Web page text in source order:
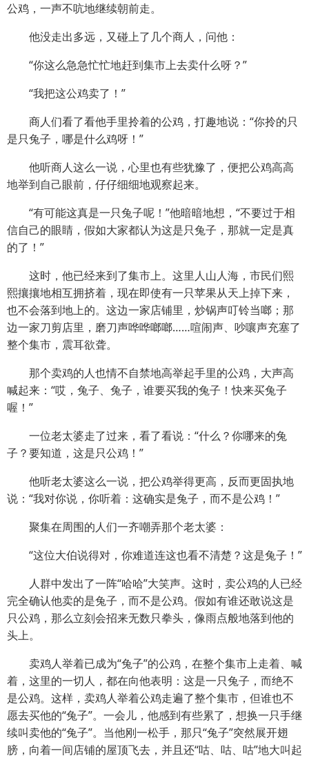
公鸡，一声不吭地继续朝前走。
他没走出多远，又碰上了几个商人，问他：
“你这么急急忙忙地赶到集市上去卖什么呀？”
“我把这公鸡卖了！”
商人们看了看他手里拎着的公鸡，打趣地说：“你拎的只
是只兔子，哪是什么鸡呀！”
他听商人这么一说，心里也有些犹豫了，便把公鸡高高
地举到自己眼前，仔仔细细地观察起来。
“有可能这真是一只兔子呢！”他暗暗地想，“不要过于相
信自己的眼睛，假如大家都认为这是只兔子，那就一定是真
的了！”
这时，他已经来到了集市上。这里人山人海，市民们熙
熙攘攘地相互拥挤着，现在即使有一只苹果从天上掉下来，
也不会落到地上的。这边一家店铺里，炒锅声叮铃当啷；那
边一家刀剪店里，磨刀声哗哗啷啷……喧闹声、吵嚷声充塞了
整个集市，震耳欲聋。
那个卖鸡的人也情不自禁地高举起手里的公鸡，大声高
喊起来：“哎，兔子、兔子，谁要买我的兔子！快来买兔子
喔！”
一位老太婆走了过来，看了看说：“什么？你哪来的兔
子？要知道，这是只公鸡！”
他听老太婆这么一说，把公鸡举得更高，反而更固执地
说：“我对你说，你听着：这确实是兔子，而不是公鸡！”
聚集在周围的人们一齐嘲弄那个老太婆：
“这位大伯说得对，你难道连这也看不清楚？这是兔子！”
人群中发出了一阵“哈哈”大笑声。这时，卖公鸡的人已经
完全确认他卖的是兔子，而不是公鸡。假如有谁还敢说这是
只公鸡，那么立刻会招来无数只拳头，像雨点般地落到他的
头上。
卖鸡人举着已成为“兔子”的公鸡，在整个集市上走着、喊
着，这里的一切人，都在向他表明：这是一只兔子，而绝不
是公鸡。这样，卖鸡人举着公鸡走遍了整个集市，但谁也不
愿去买他的“兔子”。一会儿，他感到有些累了，想换一只手继
续叫卖他的“兔子”。当他刚一松手，那只“兔子”突然展开翅
膀，向着一间店铺的屋顶飞去，并且还“咕、咕、咕”地大叫起